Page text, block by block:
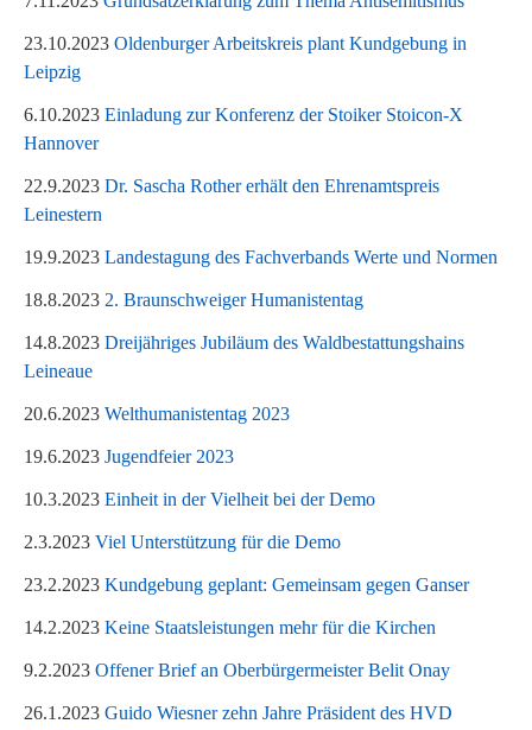
23.10.2023 Oldenburger Arbeitskreis plant Kundgebung in
Leipzig
6.10.2023 Einladung zur Konferenz der Stoiker Stoicon-X
Hannover
22.9.2023 Dr. Sascha Rother erhält den Ehrenamtspreis
Leinestern
19.9.2023 Landestagung des Fachverbands Werte und Normen
18.8.2023 2. Braunschweiger Humanistentag
14.8.2023 Dreijähriges Jubiläum des Waldbestattungshains
Leineaue
20.6.2023 Welthumanistentag 2023
19.6.2023 Jugendfeier 2023
10.3.2023 Einheit in der Vielheit bei der Demo
2.3.2023 Viel Unterstützung für die Demo
23.2.2023 Kundgebung geplant: Gemeinsam gegen Ganser
14.2.2023 Keine Staatsleistungen mehr für die Kirchen
9.2.2023 Offener Brief an Oberbürgermeister Belit Onay
26.1.2023 Guido Wiesner zehn Jahre Präsident des HVD